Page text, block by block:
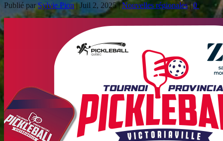
Publié parSylvie Pion|Juil 2, 2025|Nouvelles régionales|0